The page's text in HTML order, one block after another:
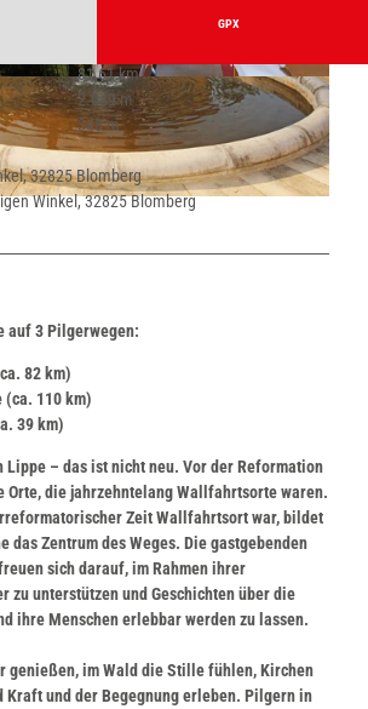
Robin Jähne |CC-BY-ND
Landeskirche, Ro
Jähne |CC-BY-ND
© im Auftrag der Lippischen Landeskirche, Ro
bin Jähne |CC-BY-ND
GPX
81,61 km
2.049 m
348 m
32825 Blomberg
Winkel, 32825 Blomberg
auf 3 Pilgerwegen:
82 km)
(ca. 110 km)
39 km)
Lippe – das ist nicht neu. Vor der Reformation
Orte, die jahrzehntelang Wallfahrtsorte waren.
Zeit Wallfahrtsort war, bildet
das Zentrum des Weges. Die gastgebenden
sich darauf, im Rahmen ihrer
zu unterstützen und Geschichten über die
ihre Menschen erlebbar werden zu lassen.
genießen, im Wald die Stille fühlen, Kirchen
Kraft und der Begegnung erleben. Pilgern in